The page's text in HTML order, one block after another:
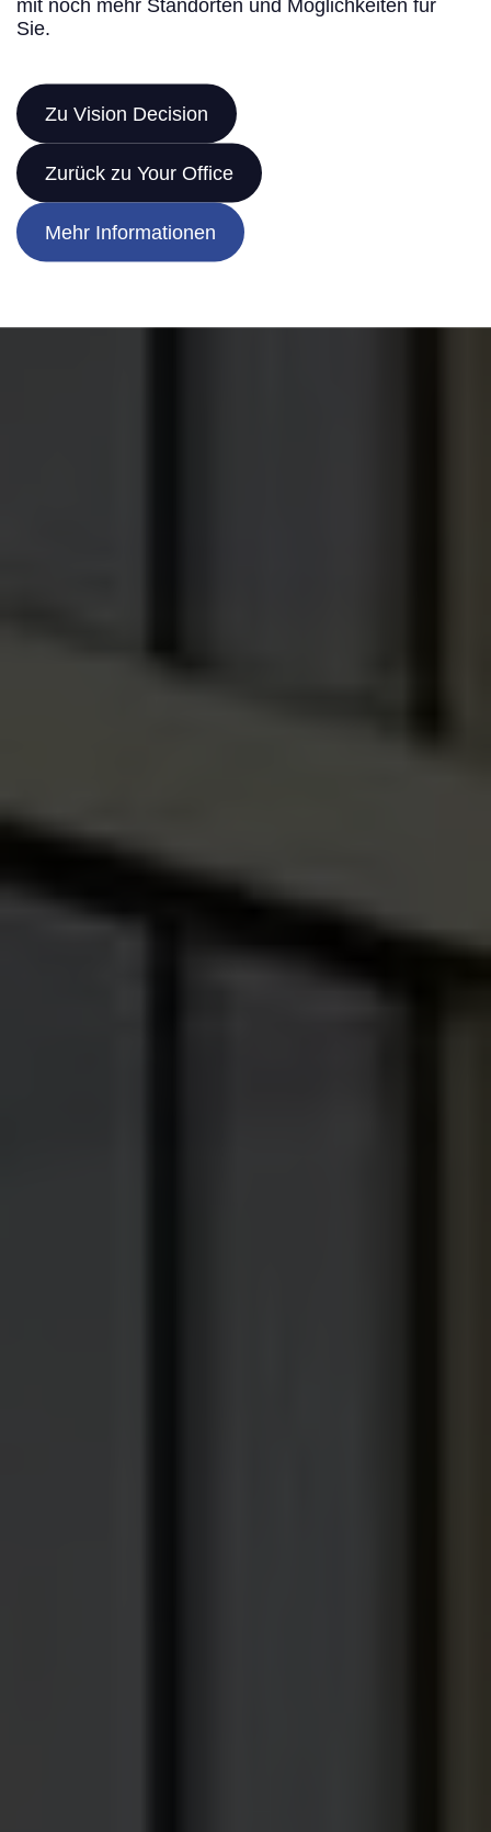
Urban, nachhaltig, flexibel: Smart Office Living im
und spektakulärem Blick über Wien!
mit noch mehr Standorten und Möglichkeiten für
Sie.
Zu Vision Decision
Zurück zu Your Office
Mehr Informationen